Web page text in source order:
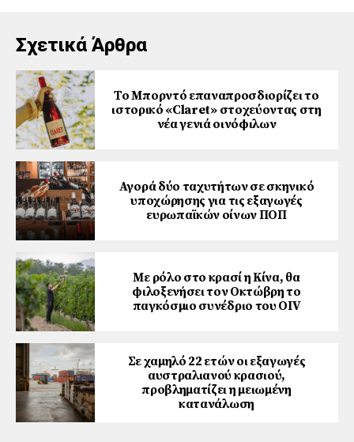
Σχετικά Άρθρα
Το Μπορντό επαναπροσδιορίζει το
ιστορικό «Claret» στοχεύοντας στη
νέα γενιά οινόφιλων
Αγορά δύο ταχυτήτων σε σκηνικό
υποχώρησης για τις εξαγωγές
ευρωπαϊκών οίνων ΠΟΠ
Με ρόλο στο κρασί η Κίνα, θα
φιλοξενήσει τον Οκτώβρη το
παγκόσμιο συνέδριο του ΟΙV
Σε χαμηλό 22 ετών οι εξαγωγές
αυστραλιανού κρασιού,
προβληματίζει η μειωμένη
κατανάλωση